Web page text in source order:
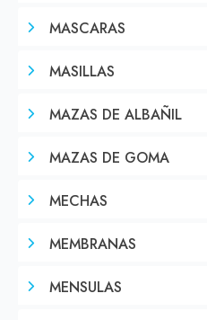
MASCARAS
MASILLAS
MAZAS DE ALBAÑIL
MAZAS DE GOMA
MECHAS
MEMBRANAS
MENSULAS